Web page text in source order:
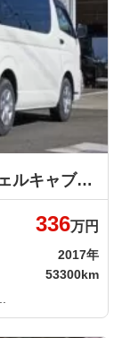
№160 ハイエース 車椅子リフト ウェルキャブ 車いす仕様車 Ｆタイプ トヨタ
336万円
2017年
53300km